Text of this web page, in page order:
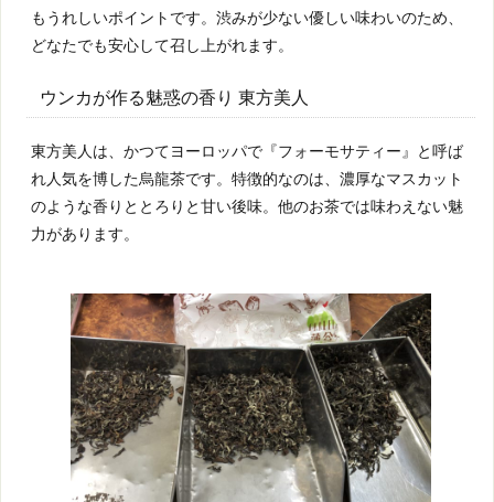
もうれしいポイントです。渋みが少ない優しい味わいのため、
どなたでも安心して召し上がれます。
ウンカが作る魅惑の香り 東方美人
東方美人は、かつてヨーロッパで『フォーモサティー』と呼ば
れ人気を博した烏龍茶です。特徴的なのは、濃厚なマスカット
のような香りととろりと甘い後味。他のお茶では味わえない魅
力があります。